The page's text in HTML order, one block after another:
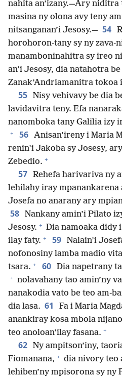
nahita an’izany.—Ary niditra
masina ny olona avy teny
nitsanganan’i Jesosy.— 54
horohoron-tany sy ny zava-
manamboninahitra sy ireo
an’i Jesosy, dia natahotra
Zanak’Andriamanitra tokoa
55 Nisy vehivavy be dia
lavidavitra teny. Efa
nanomboka tany Galilia izy
+ 56 Anisan’ireny i Maria
renin’i Jakoba sy Josesy,
Zebedio. +
57 Rehefa harivariva ny
lehilahy iray mpanankarena
Josefa no anarany ary
58 Nankany amin’i Pilato
Jesosy. + Dia namoaka didy
ilay faty. + 59 Nalain’i
nofonosiny lamba madio
tsara. + 60 Dia napetrany
+ nolavahany tao amin’ny
nanakodia vato be teo am-
dia lasa. 61
Fa i Maria
anankiray kosa mbola
teo anoloan’ilay fasana. +
62 Ny ampitson’iny,
Fiomanana, + dia nivory teo
lehiben’ny mpisorona sy ny